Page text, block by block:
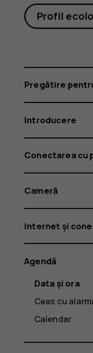
Profil
Pregătire
Introducere
Conectarea cu
Cameră
Internet și
Agendă
Data și ora
Ceas cu
Calendar